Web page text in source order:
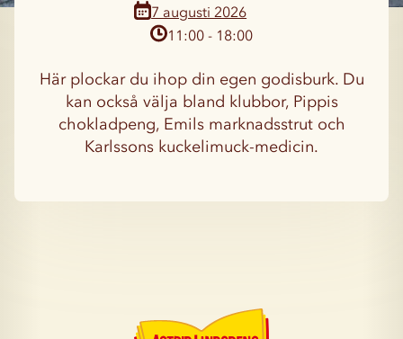
11:00 - 18:00
Här plockar du ihop din egen godisburk. Du
kan också välja bland klubbor, Pippis
chokladpeng, Emils marknadsstrut och
Karlssons kuckelimuck-medicin.